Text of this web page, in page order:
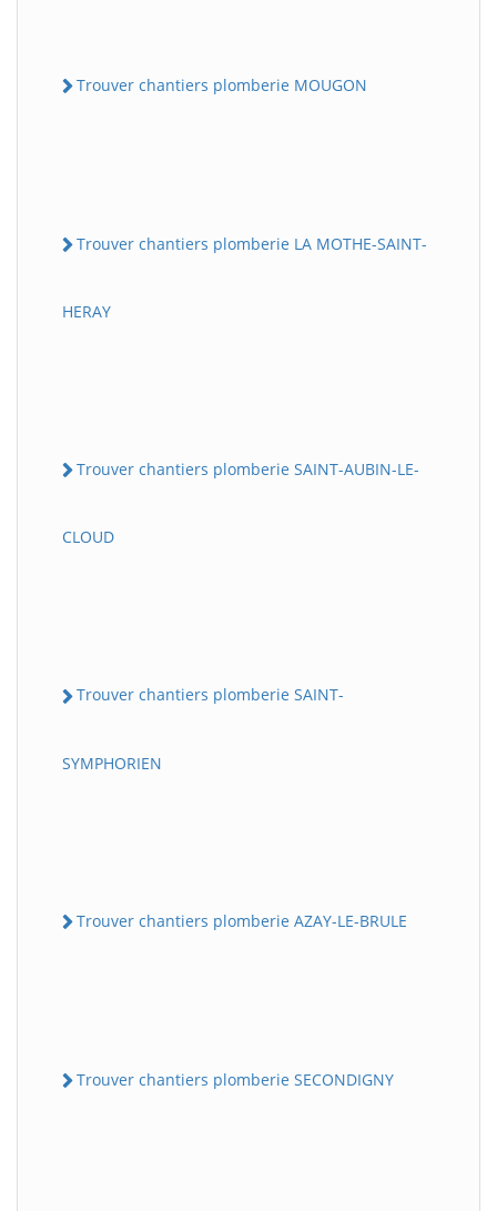
Trouver chantiers plomberie MOUGON
Trouver chantiers plomberie LA MOTHE-SAINT-
HERAY
Trouver chantiers plomberie SAINT-AUBIN-LE-
CLOUD
Trouver chantiers plomberie SAINT-
SYMPHORIEN
Trouver chantiers plomberie AZAY-LE-BRULE
Trouver chantiers plomberie SECONDIGNY